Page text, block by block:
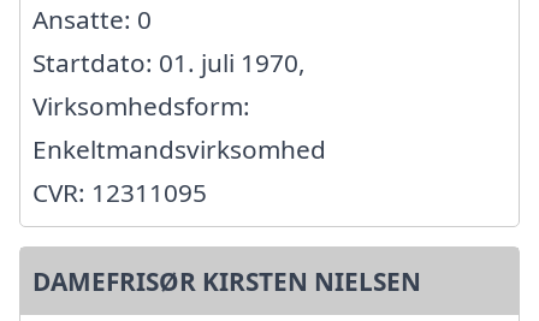
Ansatte: 0
Startdato: 01. juli 1970,
Virksomhedsform:
Enkeltmandsvirksomhed
CVR: 12311095
DAMEFRISØR KIRSTEN NIELSEN